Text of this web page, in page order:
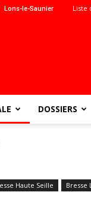
Lons-le-Saunier Liste
DOSSIERS
Haute Seille Bresse